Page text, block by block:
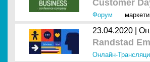
Customer
Форум
23.04.2020 |
Randstad
Онлайн-